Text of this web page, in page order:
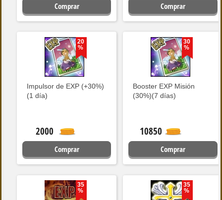
Comprar Comprar
20
%
Impulsor de EXP (+30%)
(1 día)
2000
Comprar
30
%
Booster EXP Misión
(30%)(7 días)
10850
Comprar
35
%
35
%